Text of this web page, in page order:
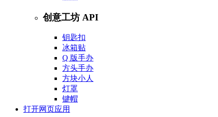
创意工坊 API
钥匙扣
冰箱贴
Q 版手办
方头手办
方块小人
灯罩
键帽
打开网页应用